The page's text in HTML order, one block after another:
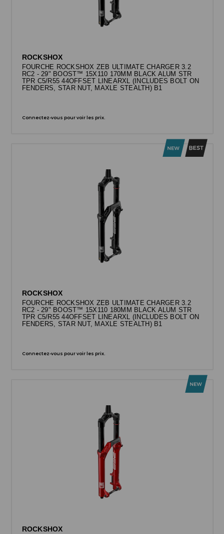
ROCKSHOX
FOURCHE ROCKSHOX ZEB ULTIMATE CHARGER 3.2
RC2 - 29" BOOST™ 15X110 170MM BLACK ALUM STR
TPR C5/R55 44OFFSET LINEARXL (INCLUDES BOLT ON
FENDERS, STAR NUT, MAXLE STEALTH) B1
Connectez-vous pour voir les prix.
ROCKSHOX
FOURCHE ROCKSHOX ZEB ULTIMATE CHARGER 3.2
RC2 - 29" BOOST™ 15X110 180MM BLACK ALUM STR
TPR C5/R55 44OFFSET LINEARXL (INCLUDES BOLT ON
FENDERS, STAR NUT, MAXLE STEALTH) B1
Connectez-vous pour voir les prix.
ROCKSHOX